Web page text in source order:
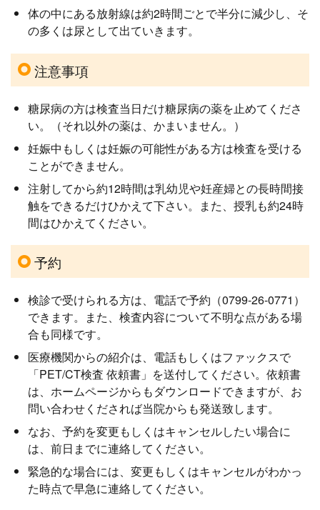
体の中にある放射線は約2時間ごとで半分に減少し、そ
の多くは尿として出ていきます。
注意事項
糖尿病の方は検査当日だけ糖尿病の薬を止めてくださ
い。（それ以外の薬は、かまいません。）
妊娠中もしくは妊娠の可能性がある方は検査を受ける
ことができません。
注射してから約12時間は乳幼児や妊産婦との長時間接
触をできるだけひかえて下さい。また、授乳も約24時
間はひかえてください。
予約
検診で受けられる方は、電話で予約（0799-26-0771）
できます。また、検査内容について不明な点がある場
合も同様です。
医療機関からの紹介は、電話もしくはファックスで
「PET/CT検査 依頼書」を送付してください。依頼書
は、ホームページからもダウンロードできますが、お
問い合わせくだされば当院からも発送致します。
なお、予約を変更もしくはキャンセルしたい場合に
は、前日までに連絡してください。
緊急的な場合には、変更もしくはキャンセルがわかっ
た時点で早急に連絡してください。